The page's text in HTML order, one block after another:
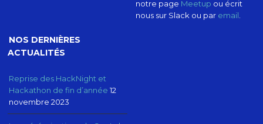
notre page Meetup ou écrit
nous sur Slack ou par email
NOS DERNIÈRES
ACTUALITÉS
Reprise des HackNight et
Hackathon de fin d’année 12
novembre 2023